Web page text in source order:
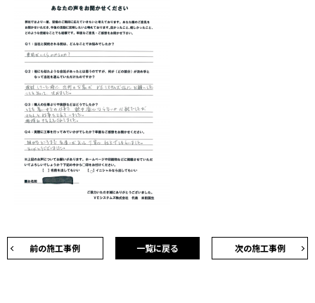
前の施工事例 次の施工事例
一覧に戻る